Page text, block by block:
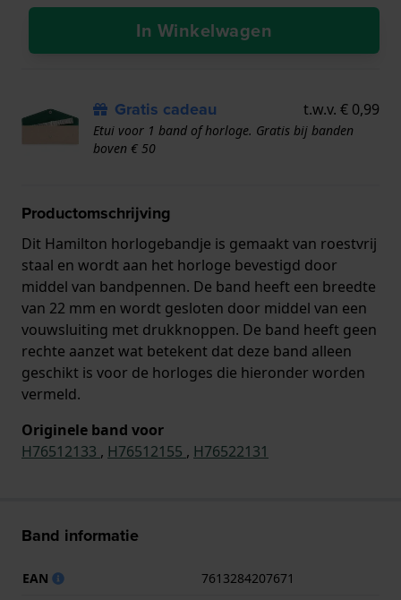
In Winkelwagen
Gratis cadeau t.w.v. € 0,99
Etui voor 1 band of horloge. Gratis bij banden
boven € 50
Productomschrijving
Dit Hamilton horlogebandje is gemaakt van roestvrij
staal en wordt aan het horloge bevestigd door
middel van bandpennen. De band heeft een breedte
van 22 mm en wordt gesloten door middel van een
vouwsluiting met drukknoppen. De band heeft geen
rechte aanzet wat betekent dat deze band alleen
geschikt is voor de horloges die hieronder worden
vermeld.
Originele band voor
H76512133 , H76512155 , H76522131
Band informatie
EAN 7613284207671